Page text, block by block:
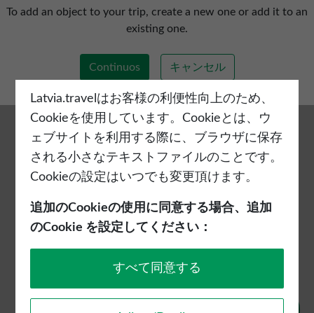
新しい旅程を追加する
To add an object to your trip, create a new one or add it to an
existing one.
Continuos キャンセル
Latvia.travelはお客様の利便性向上のため、
Cookieを使用しています。Cookieとは、ウ
ェブサイトを利用する際に、ブラウザに保存
される小さなテキストファイルのことです。
Cookieの設定はいつでも変更頂けます。
追加のCookieの使用に同意する場合、追加
のCookie を設定してください：
すべて同意する